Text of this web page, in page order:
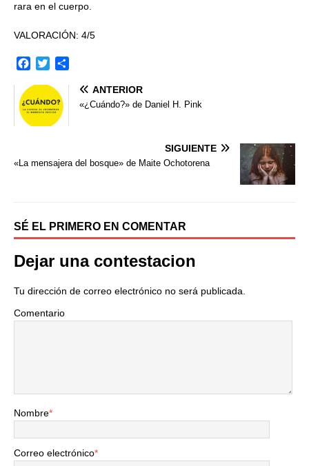
rara en el cuerpo.
VALORACIÓN: 4/5
c
e
k
i
t
i
ANTERIOR
«¿Cuándo?» de Daniel H. Pink
SIGUIENTE
«La mensajera del bosque» de Maite Ochotorena
SÉ EL PRIMERO EN COMENTAR
Dejar una contestacion
Tu dirección de correo electrónico no será publicada.
Comentario
Nombre*
Correo electrónico*